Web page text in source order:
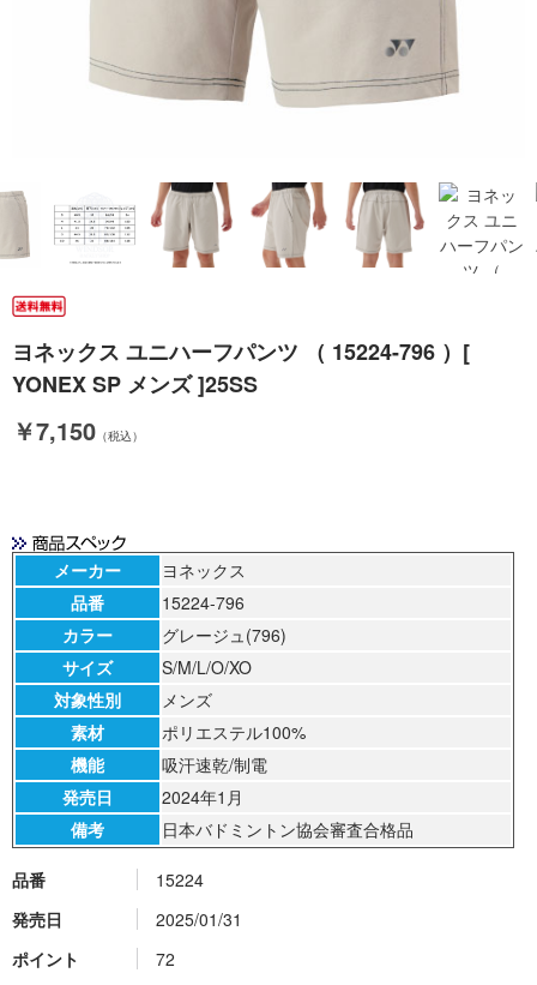
ヨネックス ユニハーフパンツ （ 15224-796 ）[
YONEX SP メンズ ]25SS
￥7,150 （税込）
品番
15224
発売日
2025/01/31
ポイント
72
メーカー
ヨネックス
品番
15224-796
カラー
グレージュ(796)
サイズ
S/M/L/O/XO
対象性別
メンズ
素材
ポリエステル100%
機能
吸汗速乾/制電
発売日
2024年1月
備考
日本バドミントン協会審査合格品